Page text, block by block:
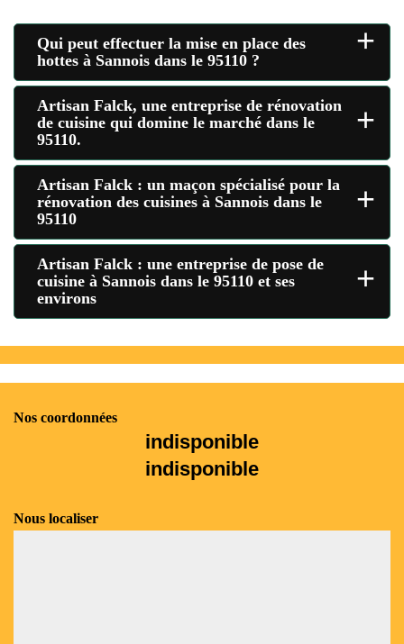
Qui peut effectuer la mise en place des
hottes à Sannois dans le 95110 ?
+
Artisan Falck, une entreprise de rénovation
de cuisine qui domine le marché dans le
95110.
+
Artisan Falck : un maçon spécialisé pour la
rénovation des cuisines à Sannois dans le
95110
+
Artisan Falck : une entreprise de pose de
cuisine à Sannois dans le 95110 et ses
environs
+
Nos coordonnées
indisponible
indisponible
Nous localiser